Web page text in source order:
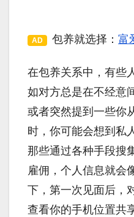
AD 包养就选择： 富
在包养关系中，有些
如对方总是在不经意
或者突然提到一些你
时，你可能会想到
那些通过各种手段搜
雇佣，个人信息就会
下，第一次见面后，
查看你的手机位置共